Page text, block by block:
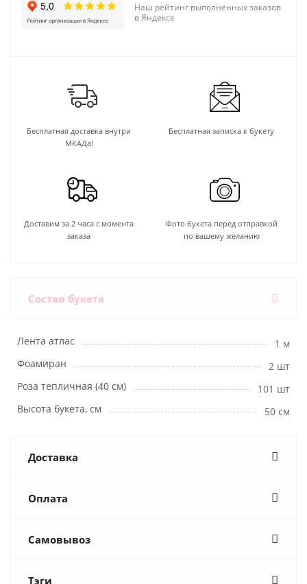
Наш рейтинг выполненных заказов
в Яндексе
Бесплатная доставка внутри
МКАДа!
Бесплатная записка к букету
Доставим за 2 часа с момента
заказа
Фото букета перед отправкой
по вашему желанию
Состав букета
Лента атлас
1 м
Фоамиран
2 шт
Роза тепличная (40 см)
101 шт
Высота букета, см
50 см
Доставка
Оплата
Самовывоз
Тэги